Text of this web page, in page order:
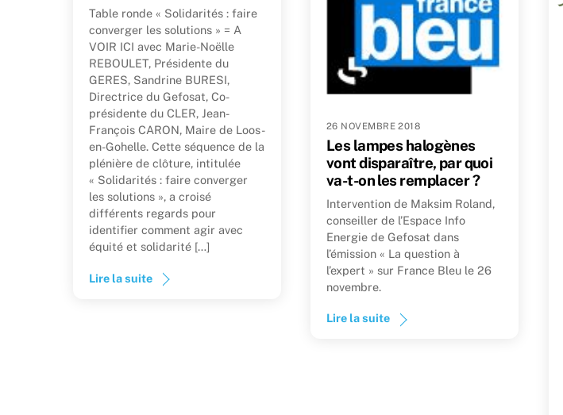
Table ronde « Solidarités : faire
converger les solutions » = A
VOIR ICI avec Marie-Noëlle
REBOULET, Présidente du
GERES, Sandrine BURESI,
Directrice du Gefosat, Co-
présidente du CLER, Jean-
François CARON, Maire de Loos-
en-Gohelle. Cette séquence de la
plénière de clôture, intitulée
« Solidarités : faire converger
les solutions », a croisé
différents regards pour
identifier comment agir avec
équité et solidarité […]
Lire la suite
26 NOVEMBRE 2018
Les lampes halogènes
vont disparaître, par quoi
va-t-on les remplacer ?
Intervention de Maksim Roland,
conseiller de l’Espace Info
Energie de Gefosat dans
l’émission « La question à
l’expert » sur France Bleu le 26
novembre.
Lire la suite